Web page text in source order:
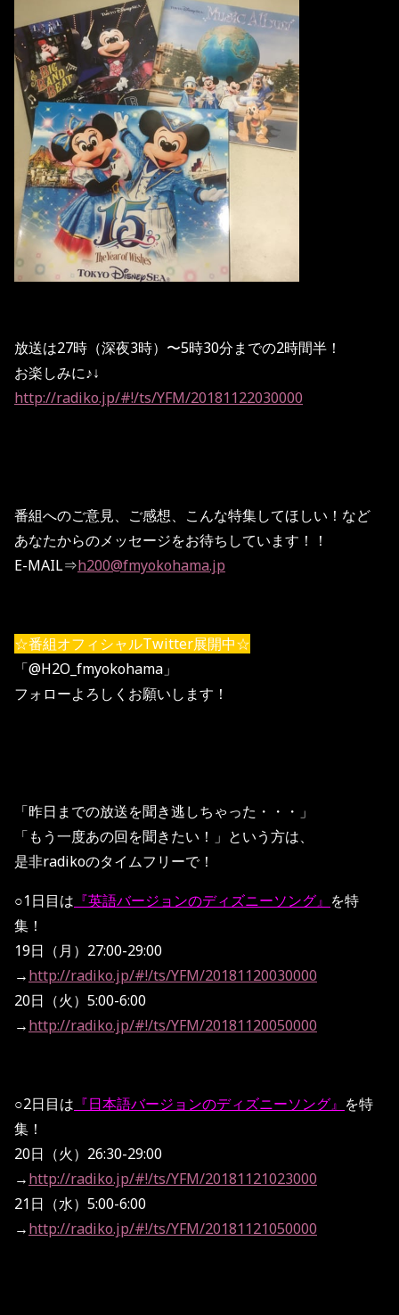
放送は27時（深夜3時）〜5時30分までの2時間半！
お楽しみに♪↓
http://radiko.jp/#!/ts/YFM/20181122030000
番組へのご意見、ご感想、こんな特集してほしい！など
あなたからのメッセージをお待ちしています！！
E-MAIL⇒h200@fmyokohama.jp
☆番組オフィシャルTwitter展開中☆
「@H2O_fmyokohama」
フォローよろしくお願いします！
「昨日までの放送を聞き逃しちゃった・・・」
「もう一度あの回を聞きたい！」という方は、
是非radikoのタイムフリーで！
○1日目は 『英語バージョンのディズニーソング』 を特
集！
19日（月）27:00-29:00
→http://radiko.jp/#!/ts/YFM/20181120030000
20日（火）5:00-6:00
→http://radiko.jp/#!/ts/YFM/20181120050000
○2日目は 『日本語バージョンのディズニーソング』 を特
集！
20日（火）26:30-29:00
→http://radiko.jp/#!/ts/YFM/20181121023000
21日（水）5:00-6:00
→http://radiko.jp/#!/ts/YFM/20181121050000